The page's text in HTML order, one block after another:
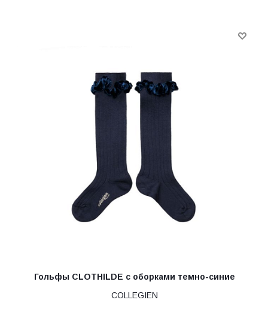
Гольфы CLOTHILDE с оборками темно-синие
COLLEGIEN